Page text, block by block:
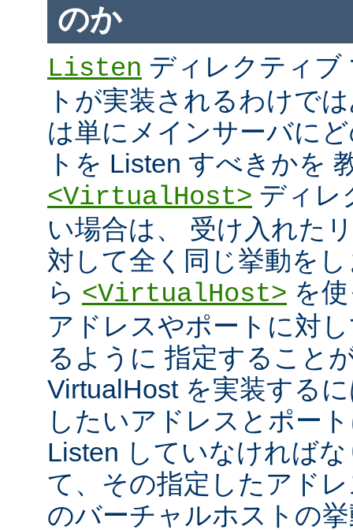
のか
Listen ディレクティブ
トが実装されるわけで
は単にメインサーバに
トを Listen すべきかを
<VirtualHost> ディレ
い場合は、 受け入れた
対して全く同じ挙動を
ら <VirtualHost> を
アドレスやポートに対
るように 指定すること
VirtualHost を実装する
したいアドレスとポー
Listen していなければ
て、その指定したアド
のバーチャルホストの